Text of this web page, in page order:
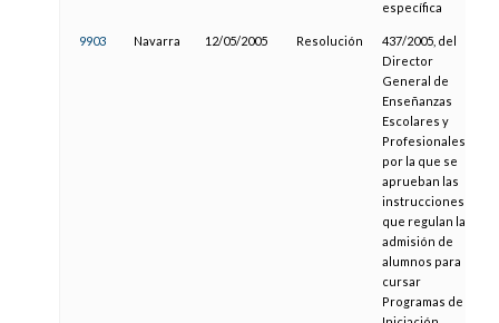
específica
9903 Navarra 12/05/2005 Resolución
437/2005, del
Director
General de
Enseñanzas
Escolares y
Profesionales
por la que se
aprueban las
instrucciones
que regulan la
admisión de
alumnos para
cursar
Programas de